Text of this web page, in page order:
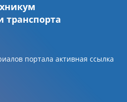
портала активная ссылка